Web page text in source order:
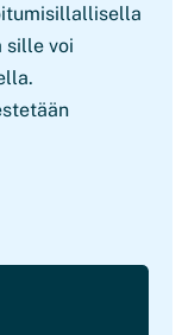
sille voi